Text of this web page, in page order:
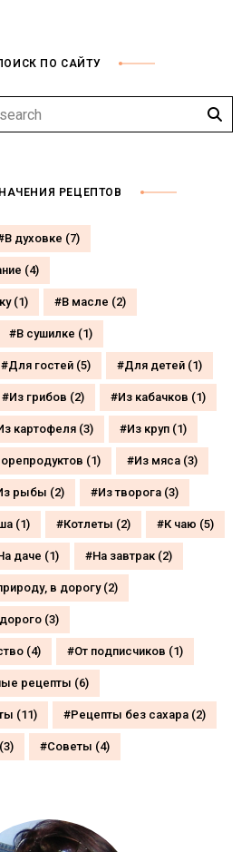
ПО САЙТУ
РЕЦЕПТОВ
В духовке (7)
(4)
(1) В масле (2)
В сушилке (1)
Для гостей (5) Для детей (1)
Из грибов (2) Из кабачков (1)
картофеля (3) Из круп (1)
(1) Из мяса (3)
рыбы (2) Из творога (3)
(1) Котлеты (2) К чаю (5)
даче (1) На завтрак (2)
в дорогу(2)
(3)
(4) От подписчиков (1)
рецепты (6)
(11) Рецепты без сахара (2)
(3) Советы (4)